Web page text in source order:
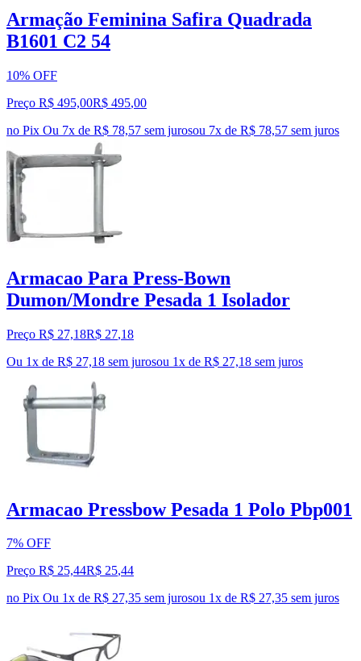
Armação Feminina Safira Quadrada
B1601 C2 54
10% OFF
Preço R$ 495,00R$ 495,00
no Pix Ou 7x de R$ 78,57 sem jurosou 7x de R$ 78,57 sem juros
Armacao Para Press-Bown
Dumon/Mondre Pesada 1 Isolador
Preço R$ 27,18R$ 27,18
Ou 1x de R$ 27,18 sem jurosou 1x de R$ 27,18 sem juros
Armacao Pressbow Pesada 1 Polo Pbp001
7% OFF
Preço R$ 25,44R$ 25,44
no Pix Ou 1x de R$ 27,35 sem jurosou 1x de R$ 27,35 sem juros